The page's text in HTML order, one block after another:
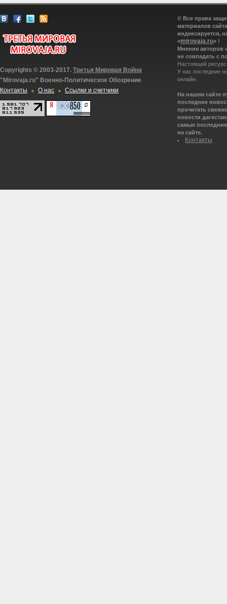
Copyrights © 2003-2017. Третья Мировая Война
"Mirovaja.ru" Военно-Политическое Обозрение
Контакты
О нас Ссылки и счетчики
© Все права
материалов
индексируется,
«mirovaja.ru» !
Мнения авторов
не совпадать с
Настоящий
У нас последние
онлайн.
На нашем сайте
последние
прочитать
новости
самые
на сайте.
Контакты